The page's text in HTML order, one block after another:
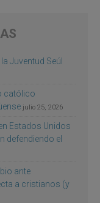
Juventud Seúl
católico
julio 25, 2026
Estados Unidos
defendiendo el
ante
a cristianos (y